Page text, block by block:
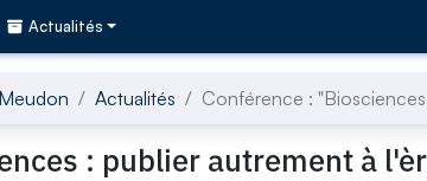
Actualités
Actualités Conférence :
: publier autrement à